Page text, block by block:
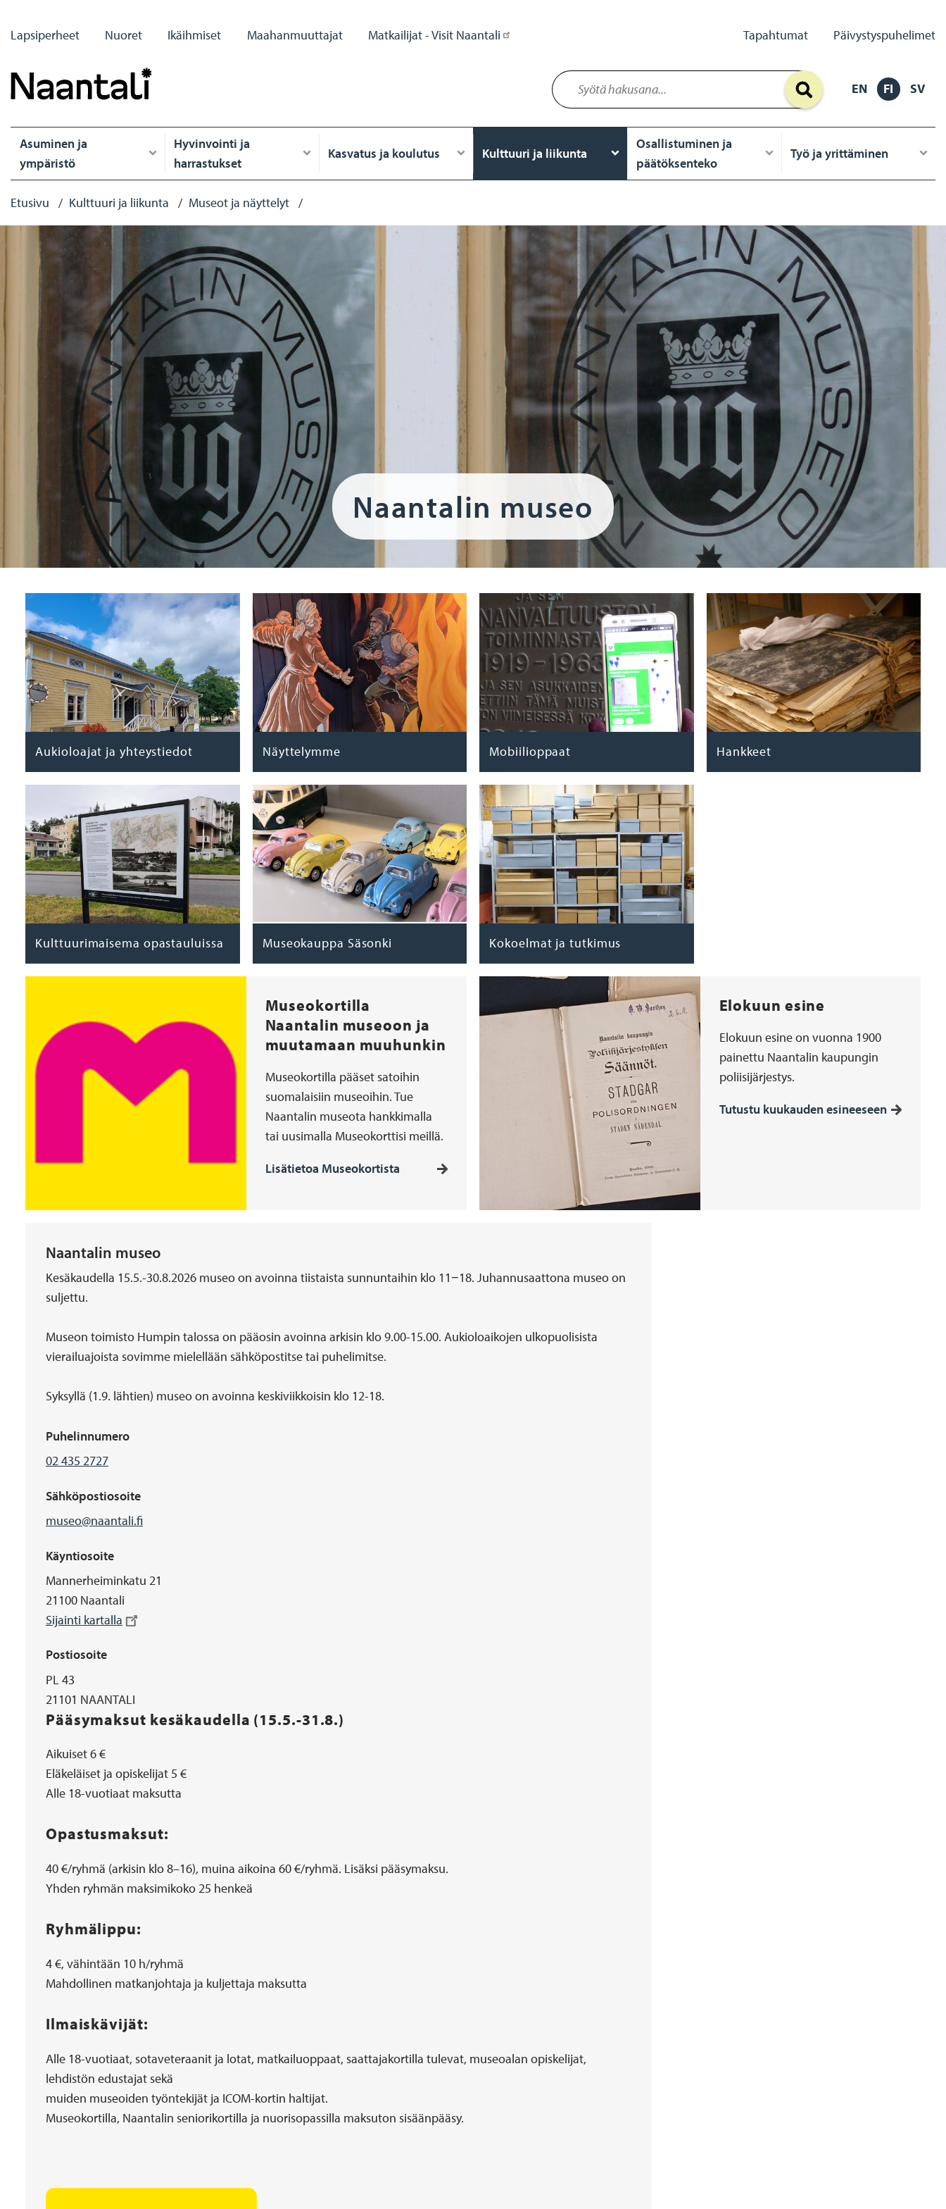
pääsisältöön
Primary
Lapsiperheet Nuoret Ikäihmiset Maahanmuuttajat Matkailijat - Visit Naantali
Secondary
Tapahtumat Päivystyspuhelimet
EN FI SV
Päävalikko
Asuminen ja
ympäristö
Hyvinvointi ja
harrastukset
Kasvatus ja koulutus Kulttuuri ja liikunta
Osallistuminen ja
päätöksenteko
Työ ja yrittäminen
Murupolku
Etusivu Kulttuuri ja liikunta Museot ja näyttelyt
Naantalin museo
Aukioloajat ja yhteystiedot Näyttelymme Mobiilioppaat Hankkeet
Kulttuurimaisema opastauluissa Museokauppa Säsonki Kokoelmat ja tutkimus
Museokortilla
Naantalin museoon ja
muutamaan muuhunkin
Museokortilla pääset satoihin
suomalaisiin museoihin. Tue
Naantalin museota hankkimalla
tai uusimalla Museokorttisi meillä.
Lisätietoa Museokortista
Elokuun esine
Elokuun esine on vuonna 1900
painettu Naantalin kaupungin
poliisijärjestys.
Tutustu kuukauden esineeseen
Naantalin museo
Aukioloajat
Kesäkaudella 15.5.-30.8.2026 museo on avoinna tiistaista sunnuntaihin klo 11−18. Juhannusaattona museo on
suljettu.
Museon toimisto Humpin talossa on pääosin avoinna arkisin klo 9.00-15.00. Aukioloaikojen ulkopuolisista
vierailuajoista sovimme mielellään sähköpostitse tai puhelimitse.
Syksyllä (1.9. lähtien) museo on avoinna keskiviikkoisin klo 12-18.
Puhelinnumero
02 435 2727
Sähköpostiosoite
museo@naantali.fi
Käyntiosoite
Mannerheiminkatu 21
21100 Naantali
Sijainti kartalla
Postiosoite
PL 43
21101 NAANTALI
Lisätiedot
Pääsymaksut kesäkaudella (15.5.-31.8.)
Aikuiset 6 €
Eläkeläiset ja opiskelijat 5 €
Alle 18-vuotiaat maksutta
Opastusmaksut:
40 €/ryhmä (arkisin klo 8–16), muina aikoina 60 €/ryhmä. Lisäksi pääsymaksu.
Yhden ryhmän maksimikoko 25 henkeä
Ryhmälippu:
4 €, vähintään 10 h/ryhmä
Mahdollinen matkanjohtaja ja kuljettaja maksutta
Ilmaiskävijät:
Alle 18-vuotiaat, sotaveteraanit ja lotat, matkailuoppaat, saattajakortilla tulevat, museoalan opiskelijat,
lehdistön edustajat sekä
muiden museoiden työntekijät ja ICOM-kortin haltijat.
Museokortilla, Naantalin seniorikortilla ja nuorisopassilla maksuton sisäänpääsy.